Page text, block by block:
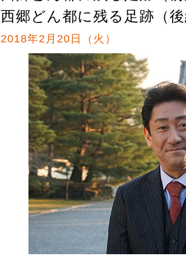
西郷どん都に残る足跡（
2018年2月20日（火）